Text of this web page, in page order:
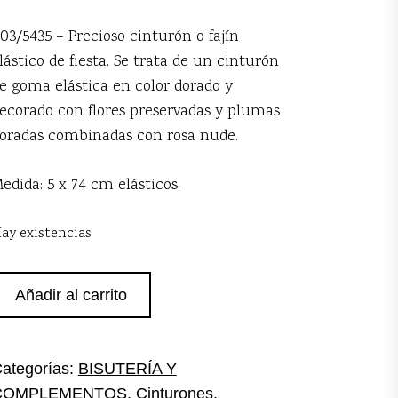
5435 – Precioso cinturón o fajín
de fiesta. Se trata de un cinturón
goma elástica en color dorado y
con flores preservadas y plumas
combinadas con rosa nude.
5 x 74 cm elásticos.
existencias
Añadir al carrito
BISUTERÍA Y
, Cinturones,